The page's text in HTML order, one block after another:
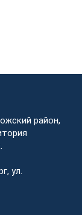
район,
ул.